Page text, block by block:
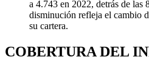
a 4.743 en 2022, detrás de las
disminución refleja el cambio
su cartera.
COBERTURA DEL